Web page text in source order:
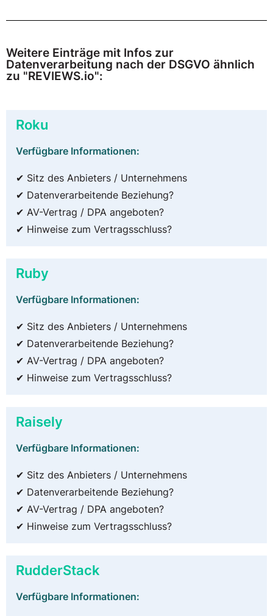
Weitere Einträge mit Infos zur
Datenverarbeitung nach der DSGVO ähnlich
zu "REVIEWS.io":
Roku
Verfügbare Informationen:
✔ Sitz des Anbieters / Unternehmens
✔ Datenverarbeitende Beziehung?
✔ AV-Vertrag / DPA angeboten?
✔ Hinweise zum Vertragsschluss?
Ruby
Verfügbare Informationen:
✔ Sitz des Anbieters / Unternehmens
✔ Datenverarbeitende Beziehung?
✔ AV-Vertrag / DPA angeboten?
✔ Hinweise zum Vertragsschluss?
Raisely
Verfügbare Informationen:
✔ Sitz des Anbieters / Unternehmens
✔ Datenverarbeitende Beziehung?
✔ AV-Vertrag / DPA angeboten?
✔ Hinweise zum Vertragsschluss?
RudderStack
Verfügbare Informationen: